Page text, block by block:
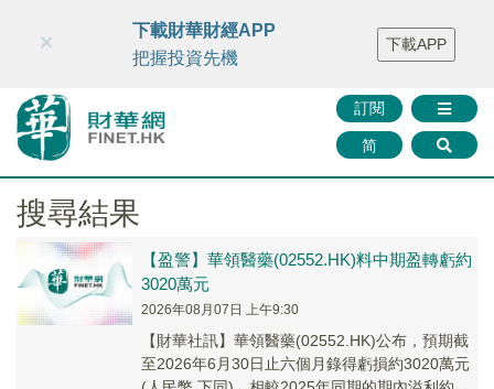
財華智庫網 FINTV FINMETA 財華證券 媒體矩陣
智庫沙龍
聯絡我們
訂閱
简
×
下載財華財經APP
把握投資先機
下載APP
搜尋結果
【盈警】華領醫藥(02552.HK)料中期盈轉虧約
3020萬元
2026年08月07日 上午9:30
【財華社訊】華領醫藥(02552.HK)公布，預期截
至2026年6月30日止六個月錄得虧損約3020萬元